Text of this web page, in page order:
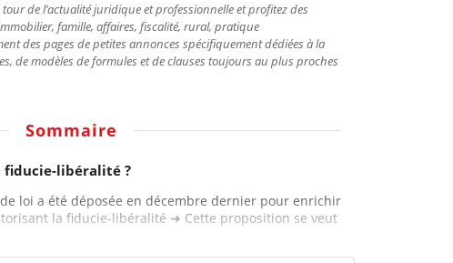
tour de l’actualité juridique et professionnelle et profitez des
famille, affaires, fiscalité, rural, pratique
des pages de petites annonces spécifiquement dédiées à la
de modèles de formules et de clauses toujours au plus proches
Sommaire
fiducie-libéralité ?
de loi a été déposée en décembre dernier pour enrichir
la fiducie-libéralité ➜ Cette proposition se veut